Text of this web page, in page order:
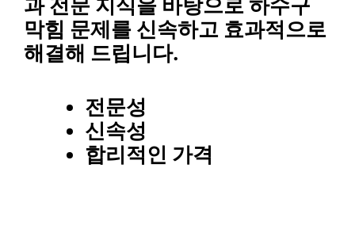
과 전문 지식을 바탕으로 하수구
막힘 문제를 신속하고 효과적으로
해결해 드립니다.
전문성
신속성
합리적인 가격